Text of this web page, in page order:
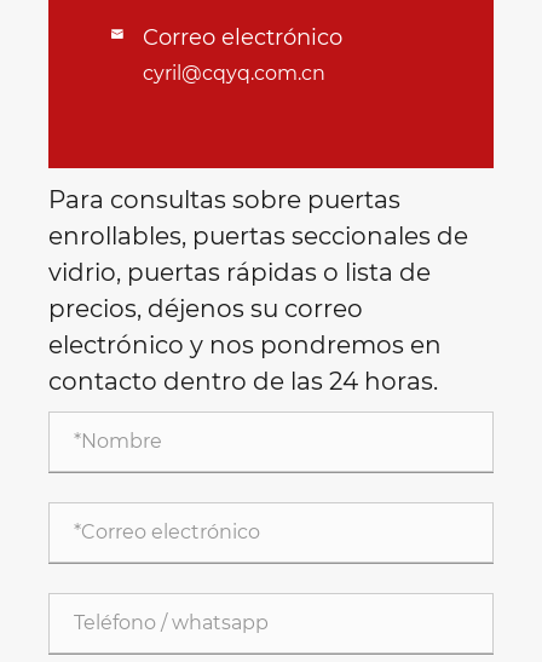
 Correo electrónico
cyril@cqyq.com.cn
Para consultas sobre puertas
enrollables, puertas seccionales de
vidrio, puertas rápidas o lista de
precios, déjenos su correo
electrónico y nos pondremos en
contacto dentro de las 24 horas.